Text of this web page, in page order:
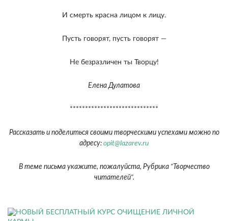
И смерть красна лицом к лицу.
Пусть говорят, пусть говорят —
Не безразличен ты Творцу!
Елена Дулатова
*****************************
Рассказать и поделиться своими творческими успехами можно по
адресу: opit@lazarev.ru
В теме письма укажите, пожалуйста, Рубрика "Творчество
читателей".